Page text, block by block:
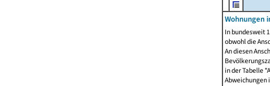
Wohnungen
In bundesweit
obwohl die
An diesen
in der Tabelle
Abweichungen